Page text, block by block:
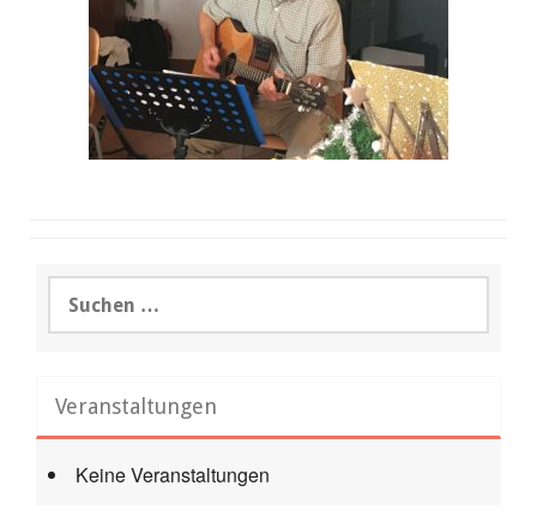
nach:
Veranstaltungen
Keine Veranstaltungen